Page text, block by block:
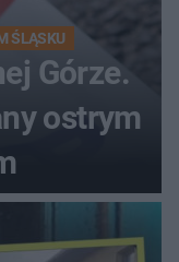
ŚLĄSKU
Górze.
ostrym